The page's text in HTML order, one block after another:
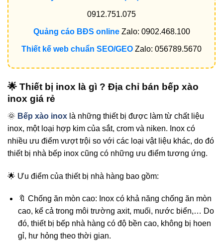
0912.751.075
Quảng cáo BĐS onlineZalo: 0902.468.100
Thiết kế web chuẩn SEO/GEO Zalo: 056789.5670
🌟 Thiết bị inox là gì ? Địa chỉ bán bếp xào
inox giá rẻ
🌞 Bếp xào inox là những thiết bị được làm từ chất liệu
inox, một loại hợp kim của sắt, crom và niken. Inox có
nhiều ưu điểm vượt trội so với các loại vật liệu khác, do đó
thiết bị nhà bếp inox cũng có những ưu điểm tương ứng.
🌟 Ưu điểm của thiết bị nhà hàng bao gồm:
🔖 Chống ăn mòn cao: Inox có khả năng chống ăn mòn
cao, kể cả trong môi trường axit, muối, nước biển,… Do
đó, thiết bị bếp nhà hàng có độ bền cao, không bị hoen
gỉ, hư hỏng theo thời gian.